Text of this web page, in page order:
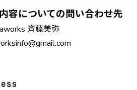
容についての問い合わせ先
斉藤美弥